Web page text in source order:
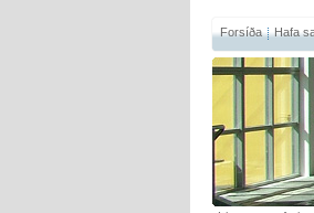
Forsíða Hafa